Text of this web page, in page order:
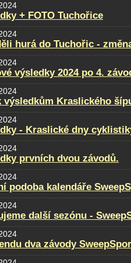
+ FOTO Tuchořice
hurá do Tuchořic -
výsledky 2024 po 4.
výsledkům Kraslického
- Kraslické dny
prvních dvou závodů.
podoba kalendáře
další sezónu -
dva závody